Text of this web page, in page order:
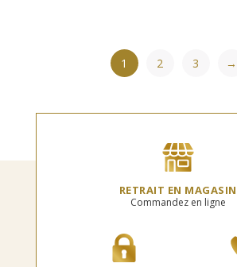
1 2 3 →
RETRAIT EN MAGASIN
Commandez en ligne